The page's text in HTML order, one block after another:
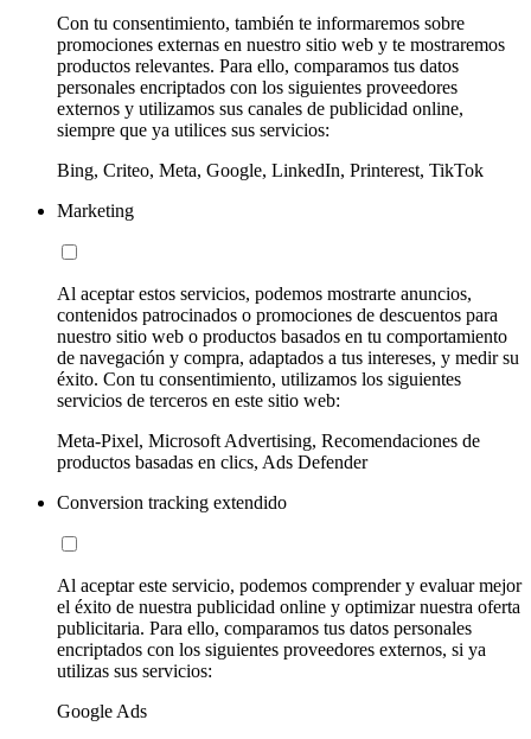
Con tu consentimiento, también te informaremos sobre
promociones externas en nuestro sitio web y te mostraremos
productos relevantes. Para ello, comparamos tus datos
personales encriptados con los siguientes proveedores
externos y utilizamos sus canales de publicidad online,
siempre que ya utilices sus servicios:
Bing, Criteo, Meta, Google, LinkedIn, Printerest, TikTok
Marketing
Al aceptar estos servicios, podemos mostrarte anuncios,
contenidos patrocinados o promociones de descuentos para
nuestro sitio web o productos basados en tu comportamiento
de navegación y compra, adaptados a tus intereses, y medir su
éxito. Con tu consentimiento, utilizamos los siguientes
servicios de terceros en este sitio web:
Meta-Pixel, Microsoft Advertising, Recomendaciones de
productos basadas en clics, Ads Defender
Conversion tracking extendido
Al aceptar este servicio, podemos comprender y evaluar mejor
el éxito de nuestra publicidad online y optimizar nuestra oferta
publicitaria. Para ello, comparamos tus datos personales
encriptados con los siguientes proveedores externos, si ya
utilizas sus servicios:
Google Ads